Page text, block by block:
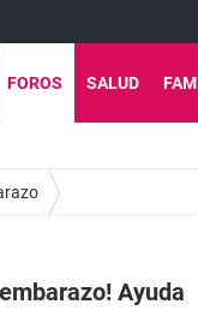
FOROS SALUD
Ayuda